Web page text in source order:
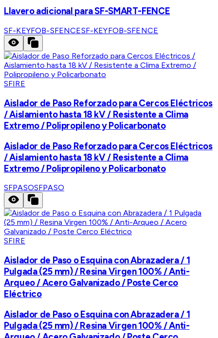
Llavero adicional para SF-SMART-FENCE
SF-KEYFOB-SFENCESF-KEYFOB-SFENCE
SFIRE
Aislador de Paso Reforzado para Cercos Eléctricos
/ Aislamiento hasta 18 kV / Resistente a Clima
Extremo / Polipropileno y Policarbonato
Aislador de Paso Reforzado para Cercos Eléctricos
/ Aislamiento hasta 18 kV / Resistente a Clima
Extremo / Polipropileno y Policarbonato
SFPASOSFPASO
SFIRE
Aislador de Paso o Esquina con Abrazadera / 1
Pulgada (25 mm) / Resina Virgen 100% / Anti-
Arqueo / Acero Galvanizado / Poste Cerco
Eléctrico
Aislador de Paso o Esquina con Abrazadera / 1
Pulgada (25 mm) / Resina Virgen 100% / Anti-